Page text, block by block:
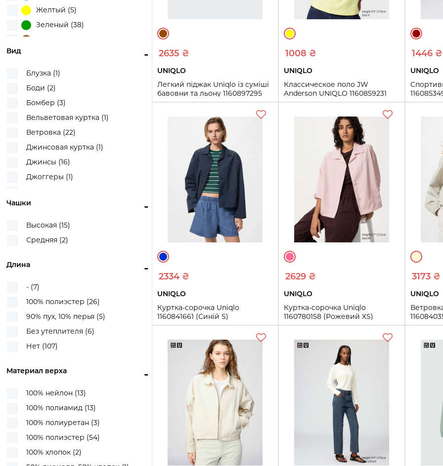
XXL (73)
3XL (17)
W25 L31 (1)
W29 L28 (1)
W30 L30 (1)
Желтый (5)
Зеленый (38)
Коричневый/Синий (1)
Красный (7)
Молочный (31)
Оранжевый (5)
Серый (39)
Синий (51)
Фиолетовый (5)
Черный (53)
-
Вид
Блузка (1)
Боди (2)
Бомбер (3)
Вельветовая куртка (1)
Ветровка (22)
Джинсовая куртка (1)
Джинсы (16)
Джоггеры (1)
Жилетка (21)
Кардиган (11)
Кожаная куртка (3)
Костюм (1)
Пальто (11)
-
Чашки
Высокая (15)
Средняя (2)
-
Длина
- (7)
100% полиэстер (26)
90% пух, 10% перья (5)
Без утеплителя (6)
Нет (107)
-
Материал верха
100% нейлон (13)
100% полиамид (13)
100% полиуретан (3)
100% полиэстер (54)
100% хлопок (2)
2635 ₴
UNIQLO
Легкий піджак Uniqlo із суміші
бавовни та льону 1160897295
(Коричневий S)
Купить
1008 ₴
UNIQLO
Классическое поло JW
Anderson UNIQLO 1160859231
(Желтый XS)
Купить
1446 ₴
UNIQLO
2334 ₴
UNIQLO
Куртка-сорочка Uniqlo
1160841661 (Синій S)
Купить
2629 ₴
UNIQLO
Куртка-сорочка Uniqlo
1160780158 (Рожевий XS)
Купить
3173 ₴
UNIQLO